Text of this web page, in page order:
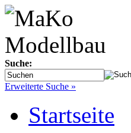
Suche:
Erweiterte Suche »
Startseite